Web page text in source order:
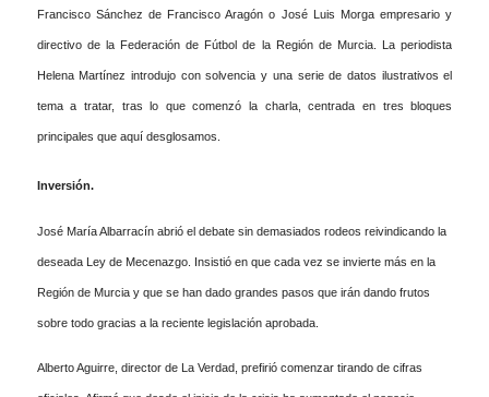
Francisco Sánchez de Francisco Aragón o José Luis Morga empresario y
directivo de la Federación de Fútbol de la Región de Murcia. La periodista
Helena Martínez introdujo con solvencia y una serie de datos ilustrativos el
tema a tratar, tras lo que comenzó la charla, centrada en tres bloques
principales que aquí desglosamos.
Inversión.
José María Albarracín abrió el debate sin demasiados rodeos reivindicando la
deseada Ley de Mecenazgo. Insistió en que cada vez se invierte más en la
Región de Murcia y que se han dado grandes pasos que irán dando frutos
sobre todo gracias a la reciente legislación aprobada.
Alberto Aguirre, director de La Verdad, prefirió comenzar tirando de cifras